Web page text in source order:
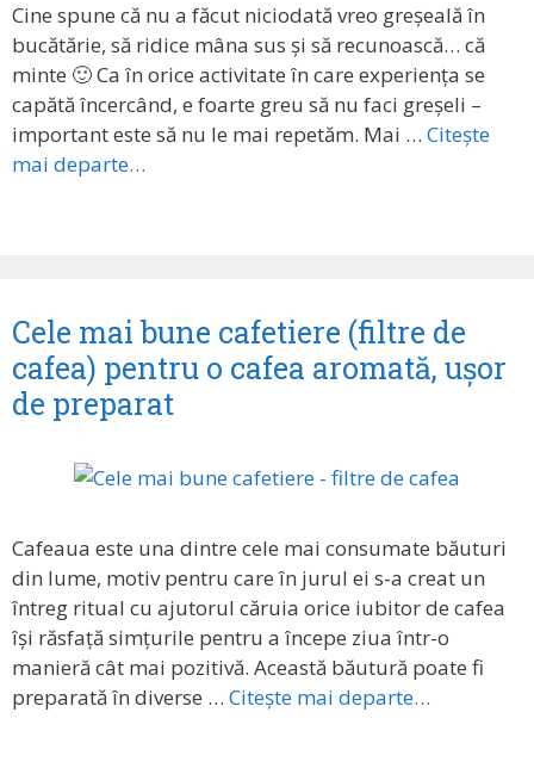
Cine spune că nu a făcut niciodată vreo greșeală în
bucătărie, să ridice mâna sus și să recunoască… că
minte 🙂 Ca în orice activitate în care experiența se
capătă încercând, e foarte greu să nu faci greșeli –
important este să nu le mai repetăm. Mai … Citește
mai departe…
Cele mai bune cafetiere (filtre de
cafea) pentru o cafea aromată, ușor
de preparat
Cafeaua este una dintre cele mai consumate băuturi
din lume, motiv pentru care în jurul ei s-a creat un
întreg ritual cu ajutorul căruia orice iubitor de cafea
își răsfață simțurile pentru a începe ziua într-o
manieră cât mai pozitivă. Această băutură poate fi
preparată în diverse … Citește mai departe…